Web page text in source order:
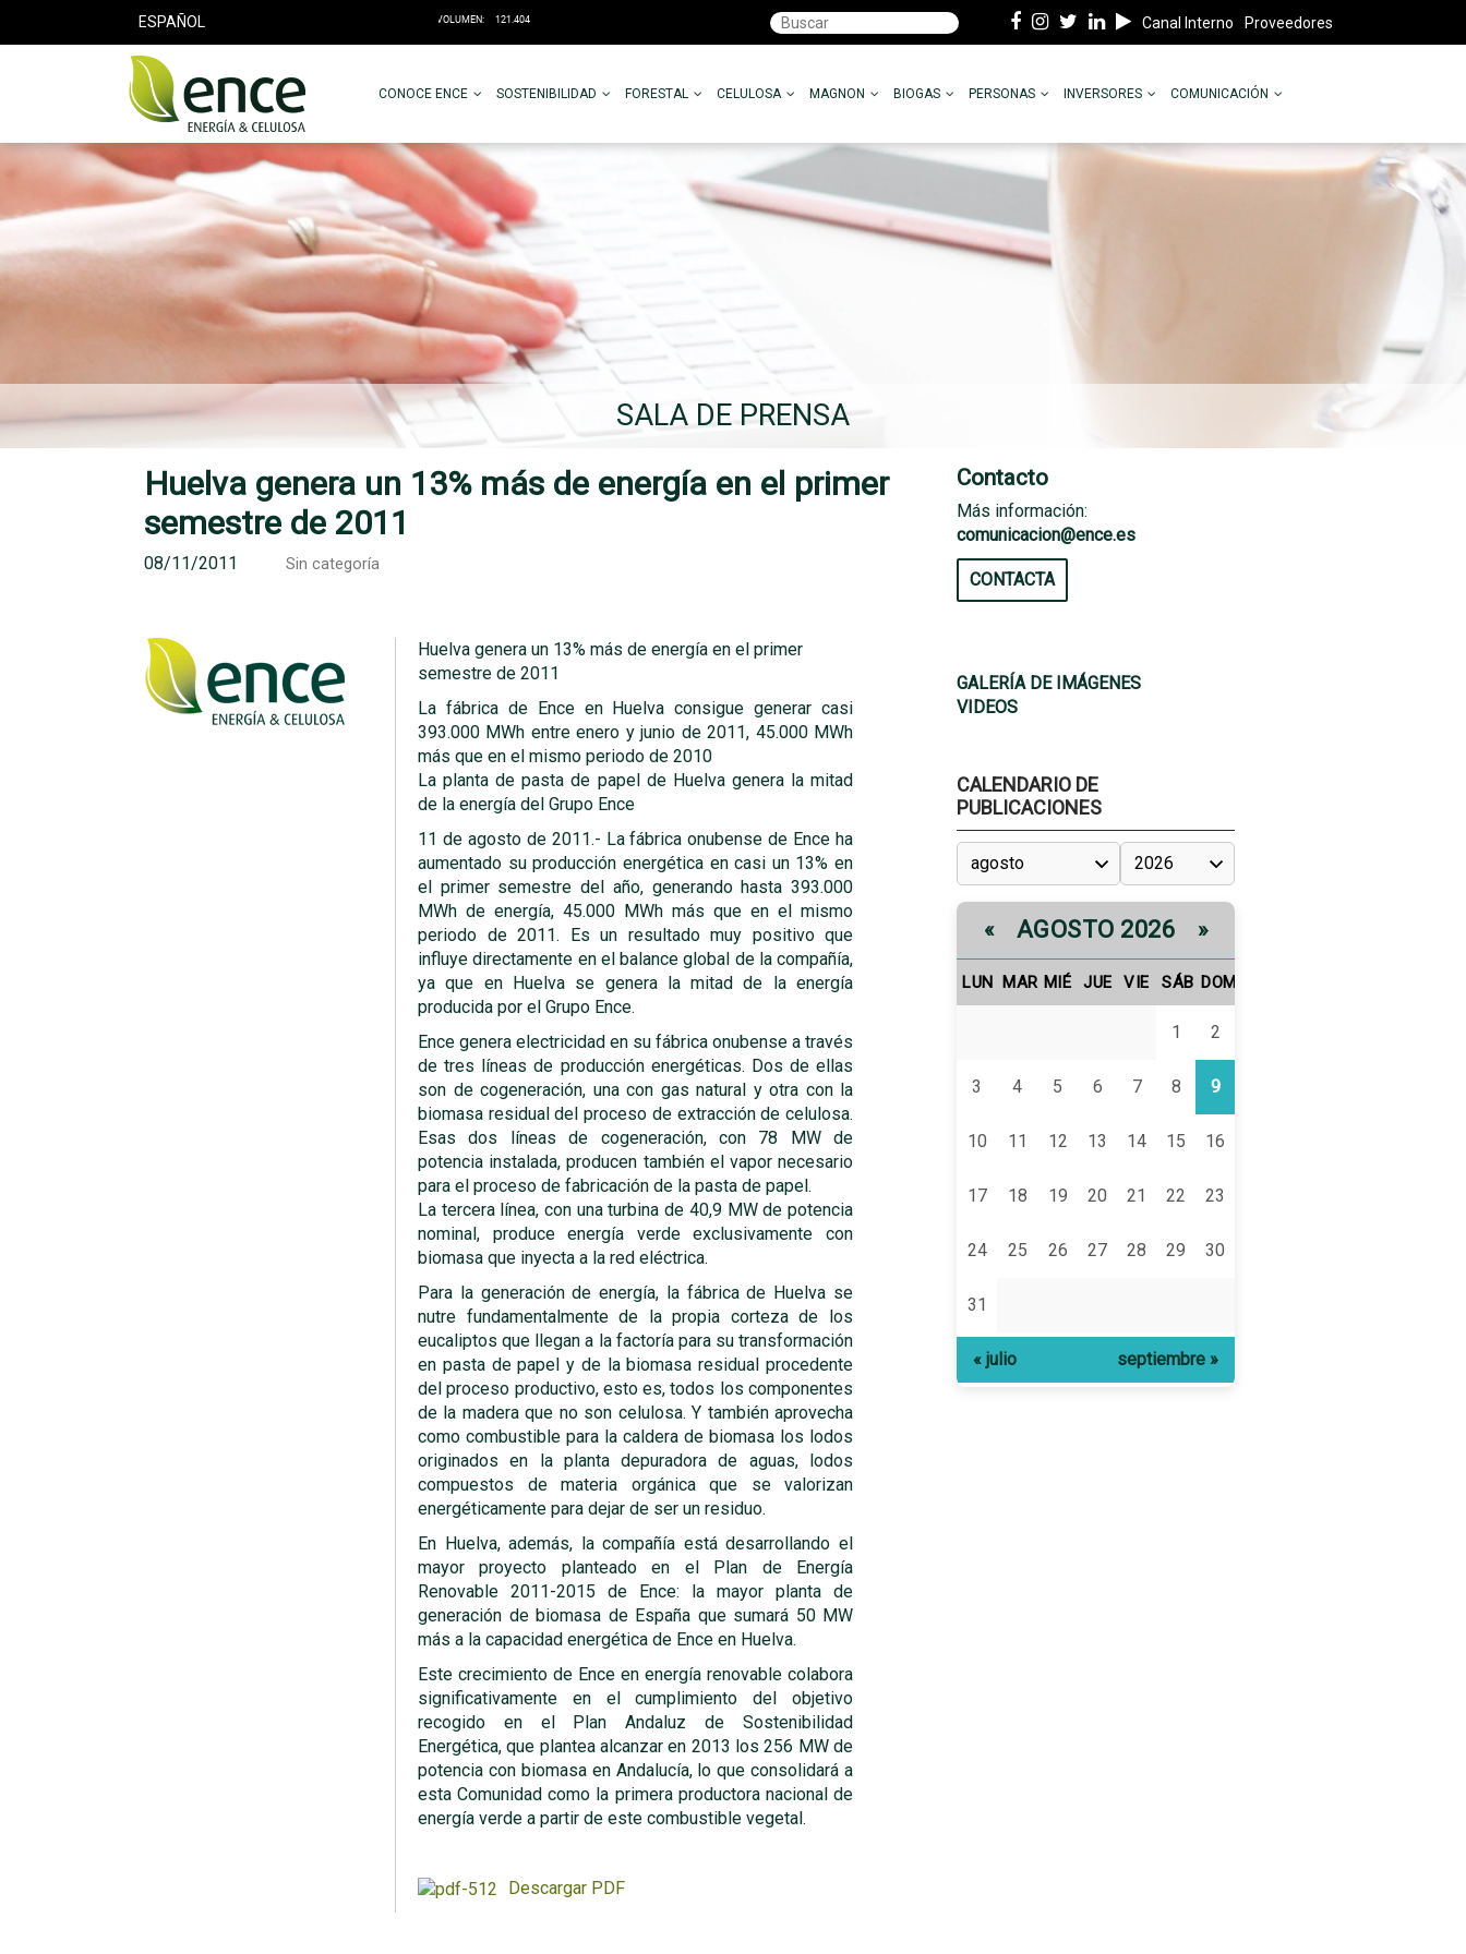
ESPAÑOL Canal Interno Proveedores
CONOCE ENCE SOSTENIBILIDAD FORESTAL CELULOSA MAGNON BIOGAS PERSONAS INVERSORES COMUNICACIÓN
SALA DE PRENSA
Huelva genera un 13% más de energía en el primer
semestre de 2011
08/11/2011 Sin categoría
Huelva genera un 13% más de energía en el primer
semestre de 2011
La fábrica de Ence en Huelva consigue generar casi
393.000 MWh entre enero y junio de 2011, 45.000 MWh
más que en el mismo periodo de 2010
La planta de pasta de papel de Huelva genera la mitad
de la energía del Grupo Ence
11 de agosto de 2011.- La fábrica onubense de Ence ha
aumentado su producción energética en casi un 13% en
el primer semestre del año, generando hasta 393.000
MWh de energía, 45.000 MWh más que en el mismo
periodo de 2011. Es un resultado muy positivo que
influye directamente en el balance global de la compañía,
ya que en Huelva se genera la mitad de la energía
producida por el Grupo Ence.
Ence genera electricidad en su fábrica onubense a través
de tres líneas de producción energéticas. Dos de ellas
son de cogeneración, una con gas natural y otra con la
biomasa residual del proceso de extracción de celulosa.
Esas dos líneas de cogeneración, con 78 MW de
potencia instalada, producen también el vapor necesario
para el proceso de fabricación de la pasta de papel.
La tercera línea, con una turbina de 40,9 MW de potencia
nominal, produce energía verde exclusivamente con
biomasa que inyecta a la red eléctrica.
Para la generación de energía, la fábrica de Huelva se
nutre fundamentalmente de la propia corteza de los
eucaliptos que llegan a la factoría para su transformación
en pasta de papel y de la biomasa residual procedente
del proceso productivo, esto es, todos los componentes
de la madera que no son celulosa. Y también aprovecha
como combustible para la caldera de biomasa los lodos
originados en la planta depuradora de aguas, lodos
compuestos de materia orgánica que se valorizan
energéticamente para dejar de ser un residuo.
En Huelva, además, la compañía está desarrollando el
mayor proyecto planteado en el Plan de Energía
Renovable 2011-2015 de Ence: la mayor planta de
generación de biomasa de España que sumará 50 MW
más a la capacidad energética de Ence en Huelva.
Este crecimiento de Ence en energía renovable colabora
significativamente en el cumplimiento del objetivo
recogido en el Plan Andaluz de Sostenibilidad
Energética, que plantea alcanzar en 2013 los 256 MW de
potencia con biomasa en Andalucía, lo que consolidará a
esta Comunidad como la primera productora nacional de
energía verde a partir de este combustible vegetal.
Descargar PDF
Contacto
Más información:
comunicacion@ence.es
CONTACTA
GALERÍA DE IMÁGENES
VIDEOS
CALENDARIO DE
PUBLICACIONES
« AGOSTO 2026 »
LUN MAR MIÉ JUE VIE SÁB DOM
1 2
3 4 5 6 7 8 9
10 11 12 13 14 15 16
17 18 19 20 21 22 23
24 25 26 27 28 29 30
31
« julio septiembre »